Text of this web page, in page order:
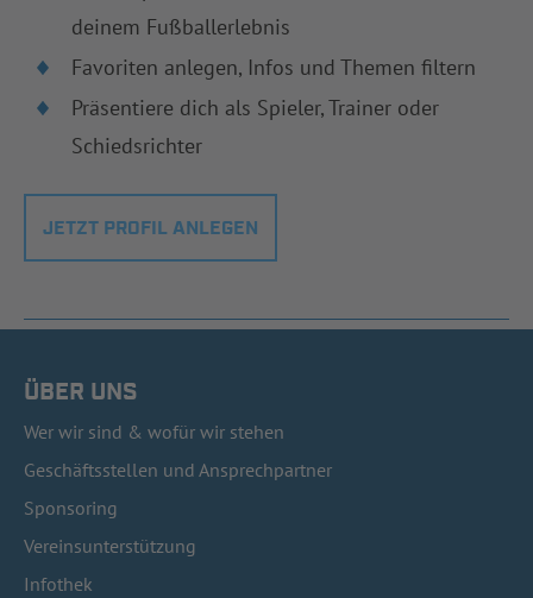
deinem Fußballerlebnis
Favoriten anlegen, Infos und Themen filtern
Präsentiere dich als Spieler, Trainer oder
Schiedsrichter
JETZT PROFIL ANLEGEN
ÜBER UNS
Wer wir sind & wofür wir stehen
Geschäftsstellen und Ansprechpartner
Sponsoring
Vereinsunterstützung
Infothek